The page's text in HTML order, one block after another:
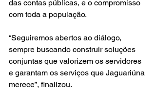
das contas públicas, e o compromisso
com toda a população.
“Seguiremos abertos ao diálogo,
sempre buscando construir soluções
conjuntas que valorizem os servidores
e garantam os serviços que Jaguariúna
merece”, finalizou.